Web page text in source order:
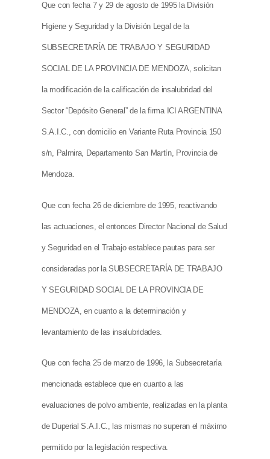
Que con fecha 7 y 29 de agosto de 1995 la División
Higiene y Seguridad y la División Legal de la
SUBSECRETARÍA DE TRABAJO Y SEGURIDAD
SOCIAL DE LA PROVINCIA DE MENDOZA, solicitan
la modificación de la calificación de insalubridad del
Sector “Depósito General” de la firma ICI ARGENTINA
S.A.I.C., con domicilio en Variante Ruta Provincia 150
s/n, Palmira, Departamento San Martín, Provincia de
Mendoza.
Que con fecha 26 de diciembre de 1995, reactivando
las actuaciones, el entonces Director Nacional de Salud
y Seguridad en el Trabajo establece pautas para ser
consideradas por la SUBSECRETARÍA DE TRABAJO
Y SEGURIDAD SOCIAL DE LA PROVINCIA DE
MENDOZA, en cuanto a la determinación y
levantamiento de las insalubridades.
Que con fecha 25 de marzo de 1996, la Subsecretaría
mencionada establece que en cuanto a las
evaluaciones de polvo ambiente, realizadas en la planta
de Duperial S.A.I.C., las mismas no superan el máximo
permitido por la legislación respectiva.